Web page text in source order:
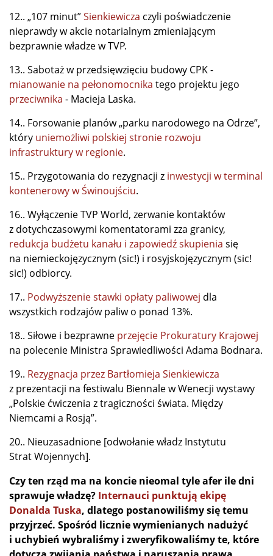
12.. „107 minut”Sienkiewicza czyli poświadczenie
nieprawdy w akcie notarialnym zmieniającym
bezprawnie władze w TVP.
13.. Sabotaż w przedsięwzięciu budowy CPK -
mianowanie na pełonomocnika tego projektu jego
przeciwnika - Macieja Laska.
14.. Forsowanie planów „parku narodowego na Odrze”,
który uniemożliwi polskiej stronie rozwoju
infrastruktury w regionie.
15.. Przygotowania do rezygnacji z inwestycji w terminal
kontenerowy w Świnoujściu.
16.. Wyłączenie TVP World, zerwanie kontaktów
z dotychczasowymi komentatorami zza granicy,
redukcja budżetu kanału i zapowiedź skupienia się
na niemieckojęzycznym (sic!) i rosyjskojęzycznym (sic!
sic!) odbiorcy.
17.. Podwyższenie stawki opłaty paliwowej dla
wszystkich rodzajów paliw o ponad 13%.
18.. Siłowe i bezprawne przejęcie Prokuratury Krajowej
na polecenie Ministra Sprawiedliwości Adama Bodnara.
19.. Rezygnacja przez Bartłomieja Sienkiewicza
z prezentacji na festiwalu Biennale w Wenecji wystawy
„Polskie ćwiczenia z tragiczności świata. Między
Niemcami a Rosją”.
20.. Nieuzasadnione [odwołanie władz Instytutu
Strat Wojennych].
Czy ten rząd ma na koncie nieomal tyle afer ile dni
sprawuje władzę? Internauci punktują ekipę
Donalda Tuska, dlatego postanowiliśmy się temu
przyjrzeć. Spośród licznie wymienianych nadużyć
i uchybień wybraliśmy i zweryfikowaliśmy te, które